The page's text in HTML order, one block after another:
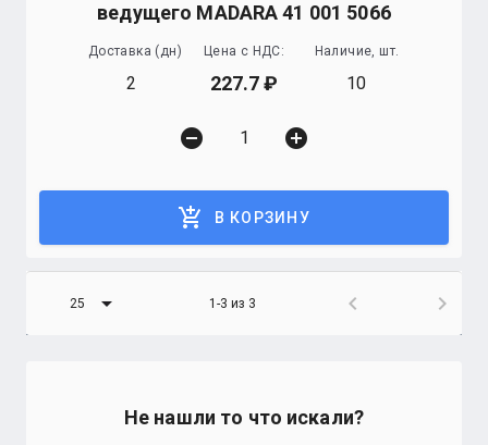
ведущего MADARA 41 001 5066
Доставка (дн)
2
Цена с НДС:
227.7
Наличие, шт.
10
remove_circle add_circle
add_shopping_cart В КОРЗИНУ
25 arrow_drop_down 1-3 из 3 chevron_left chevron_right
Не нашли то что искали?